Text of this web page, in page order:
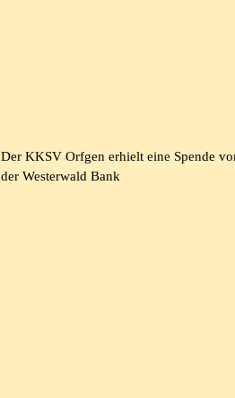
Der KKSV Orfgen erhielt eine Spende
der Westerwald Bank